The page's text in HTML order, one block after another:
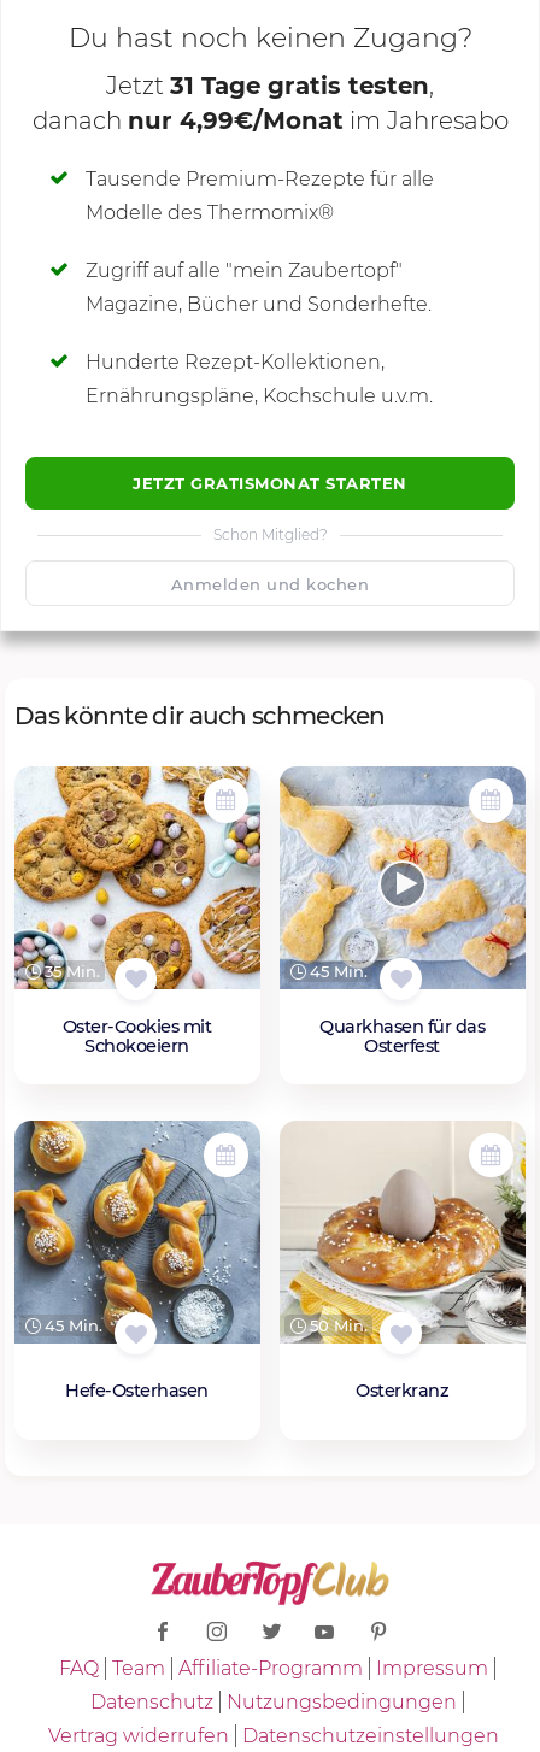
Deine Notizen
Du hast noch keinen Zugang?
Jetzt 31 Tage gratis testen,
danach nur 4,99€/Monat im Jahresabo
Tausende Premium-Rezepte für alle
Modelle des Thermomix®
Zugriff auf alle "mein Zaubertopf"
Magazine, Bücher und Sonderhefte.
Hunderte Rezept-Kollektionen,
Ernährungspläne, Kochschule u.v.m.
JETZT GRATISMONAT STARTEN
Schon Mitglied?
Anmelden und kochen
Kommentare
🙂 Speichern
Das könnte dir auch schmecken
35 Min.
Oster-Cookies mit
Schokoeiern
45 Min.
Quarkhasen für das
Osterfest
45 Min.
Hefe-Osterhasen
50 Min.
Osterkranz
FAQ Team Affiliate-Programm
Impressum
Datenschutz
Nutzungsbedingungen
Vertrag widerrufen
Datenschutzeinstellungen